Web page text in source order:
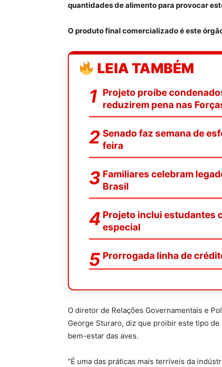
quantidades de alimento para provocar
O produto final comercializado é este
LEIA TAMBÉM
Projeto proíbe
reduzirem pena nas
Senado faz semana de
feira
Familiares celebram
Brasil
Projeto inclui estudantes
especial
Prorrogada linha de
O diretor de Relações Governamentais e
George Sturaro, diz que proibir este tipo
bem-estar das aves.
“É uma das práticas mais terríveis da